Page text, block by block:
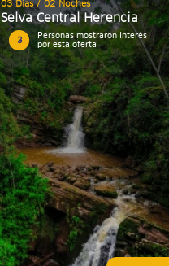
03 Días / 02 Noches
Selva Central Herencia
3
Personas mostraron interés
por esta oferta